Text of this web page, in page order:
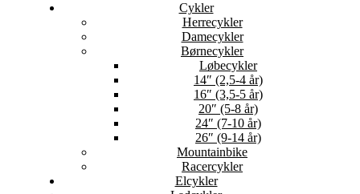
Cykler
Herrecykler
Damecykler
Børnecykler
Løbecykler
14″ (2,5-4 år)
16″ (3,5-5 år)
20″ (5-8 år)
24″ (7-10 år)
26″ (9-14 år)
Mountainbike
Racercykler
Elcykler